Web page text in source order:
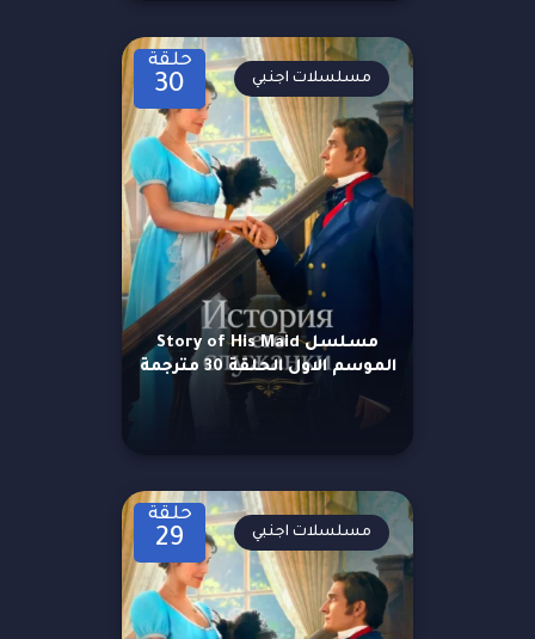
حلقة
30
مسلسل Story of His Maid
الموسم الاول الحلقة 30 مترجمة
مسلسلات اجنبي
حلقة
29 مسلسلات اجنبي